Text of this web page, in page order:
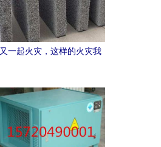
又一起火灾，这样的火灾我
料说起